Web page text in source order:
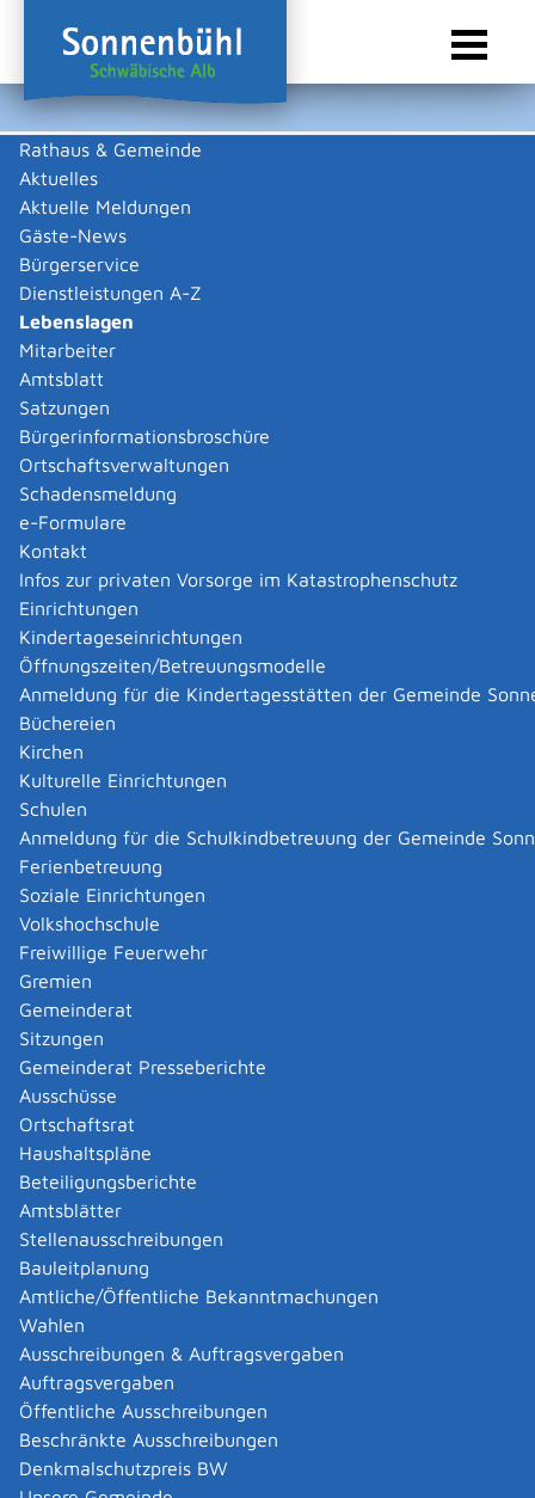
Rathaus & Gemeinde
Aktuelles
Aktuelle Meldungen
Gäste-News
Bürgerservice
Dienstleistungen A-Z
Lebenslagen
Mitarbeiter
Amtsblatt
Satzungen
Bürgerinformationsbroschüre
Ortschaftsverwaltungen
Schadensmeldung
e-Formulare
Kontakt
Infos zur privaten Vorsorge im Katastrophenschutz
Einrichtungen
Kindertageseinrichtungen
Öffnungszeiten/Betreuungsmodelle
Anmeldung für die Kindertagesstätten der Gemeinde
Büchereien
Kirchen
Kulturelle Einrichtungen
Schulen
Anmeldung für die Schulkindbetreuung der Gemeinde
Ferienbetreuung
Soziale Einrichtungen
Volkshochschule
Freiwillige Feuerwehr
Gremien
Gemeinderat
Sitzungen
Gemeinderat Presseberichte
Ausschüsse
Ortschaftsrat
Haushaltspläne
Beteiligungsberichte
Amtsblätter
Stellenausschreibungen
Bauleitplanung
Amtliche/Öffentliche Bekanntmachungen
Wahlen
Ausschreibungen & Auftragsvergaben
Auftragsvergaben
Öffentliche Ausschreibungen
Beschränkte Ausschreibungen
Denkmalschutzpreis BW
Sie sind hier:
Lebenslagen
Adoption
Altersvorsorge und Ruhestand
Arbeitgeber
Arbeitslos, Arbeit finden
Bauen und Modernisieren
Behinderung Berufsausbildung
Bürgerschaftliches Engagement
Der Bund fürs Leben
Der Bund fürs Leben - Auflösung
Deutsche Staatsangehörigkeit
Erben und Vererben
Familie und Kinder
Freiwilligendienste
Geburt
Gerichtliches Verfahren in WEG Sachen
Gesundheit Gewerbe
Gläubiger und Schuldner
Notlagen Opferschutz und Opferhilfe